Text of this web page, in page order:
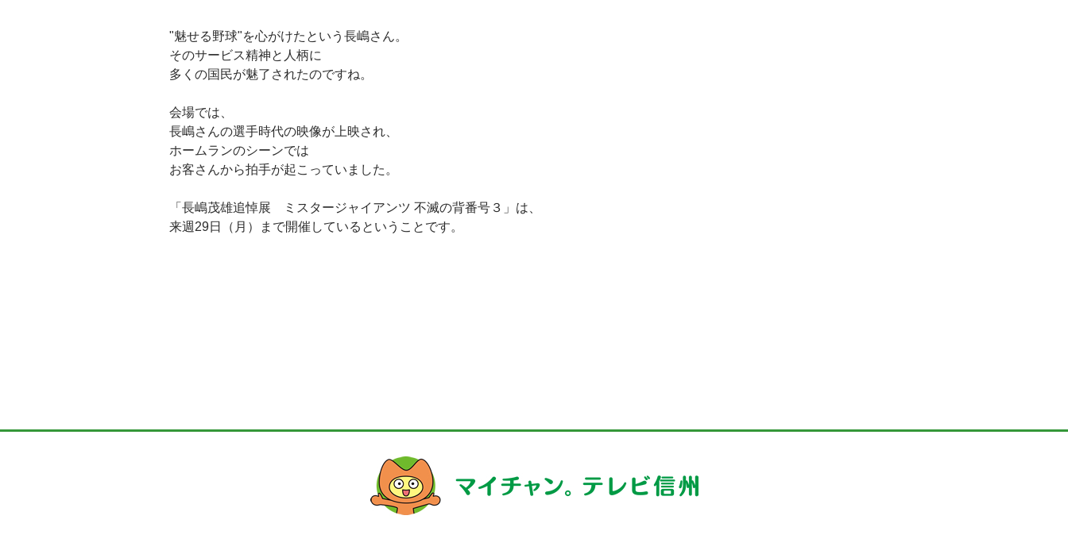
"魅せる野球"を心がけたという長嶋さん。
そのサービス精神と人柄に
多くの国民が魅了されたのですね。
会場では、
長嶋さんの選手時代の映像が上映され、
ホームランのシーンでは
お客さんから拍手が起こっていました。
「長嶋茂雄追悼展 ミスタージャイアンツ 不滅の背番号３」は、
来週 29日（月）まで開催しているということです。